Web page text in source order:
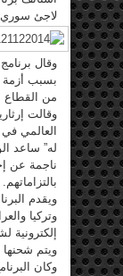
لاجئ سوري
وقال
بسبب أزمة
من القطاع
وقالت
العالمي
له” ساعد
ناجمة عن
بالتزاماتهم.
ويقدم
وتركيا
إلكترونية
ويتم شحنها بمتوسط 30
وكان